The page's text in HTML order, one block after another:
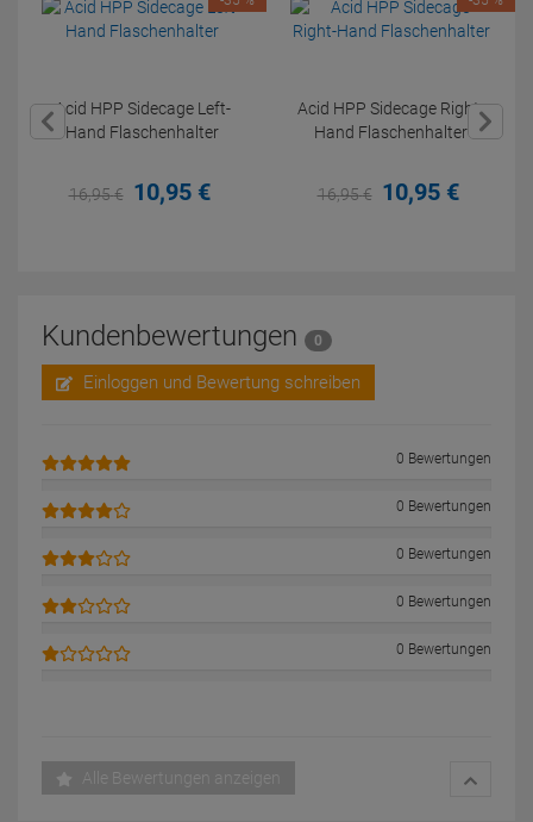
Acid HPP Sidecage Left-
Hand Flaschenhalter
16,95€ 10,95 €
Acid HPP Sidecage Right-
Hand Flaschenhalter
16,95€ 10,95 €
Kundenbewertungen 0
Einloggen und Bewertung schreiben
0 Bewertungen
0 Bewertungen
0 Bewertungen
0 Bewertungen
0 Bewertungen
Alle Bewertungen anzeigen